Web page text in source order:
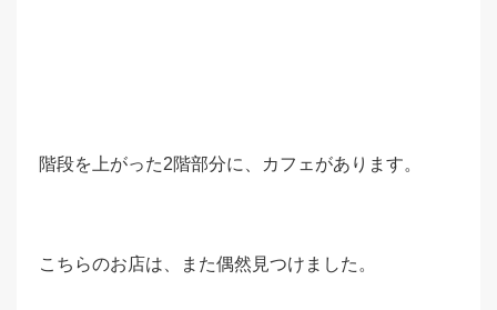
階段を上がった2階部分に、カフェがあります。
こちらのお店は、また偶然見つけました。